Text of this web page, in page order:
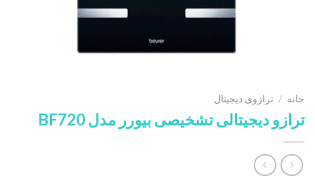
خانه / ترازوی دیجیتال
ترازو دیجیتالی تشخیصی بیورر مدل BF720